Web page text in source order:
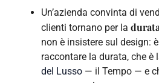
Un’azienda convinta di
clienti tornano per la
non è insistere sul design:
raccontare la durata, che è
del Lusso — il Tempo — e